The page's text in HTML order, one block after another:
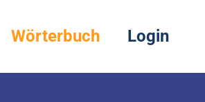
Wörterbuch Login